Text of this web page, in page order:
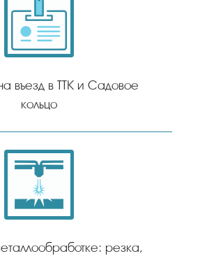
въезд в ТТК и Садовое
кольцо
резка,